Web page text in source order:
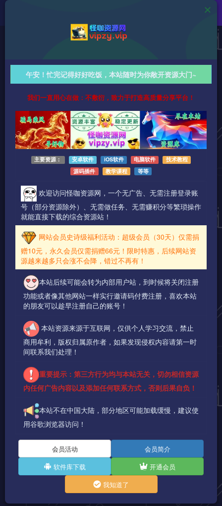
直播带货从0到1起号实操课：新手入门系统教学，手
把手带你快速启动盈利直播间！
638字 阅读时长约4分钟 2026-03-14 更新
作者：怪咖
热度：38
0条评论 作者已发布3749篇文章
午安！忙完记得好好吃饭，本站随时为你敞开资源大门~
我们一直用心在做：不敷衍，致力于打造高质量分享平台！
主要资源： 安卓软件 iOS软件 电脑软件
技术教程
源码插件
教学课程 等等
欢迎访问怪咖资源网，一个无广告、无需注册登录账
号（部分资源除外）、无需做任务、无需赚积分等繁琐操作
就能直接下载的综合资源站！
网站会员史诗级福利活动：超级会员（30天）仅需捐
赠10元，永久会员仅需捐赠66元！限时特惠，后续网站资
源越来越多只会涨不会降，错过不再有！
本站后续可能会转为内部用户站，到时候将关闭注册
功能或者像其他网站一样实行邀请码付费注册，喜欢本站
的朋友可以趁早注册自己的账号！
本站资源来源于互联网，仅供个人学习交流，禁止
商用牟利，版权归属原作者，如果发现侵权内容请第一时
间联系我们处理！
重要提示：第三方行为均与本站无关，切勿相信资源
内任何广告内容以及添加任何联系方式，否则后果自负！
本站不在中国大陆，部分地区可能加载缓慢，建议使
用谷歌浏览器访问！
会员活动
会员简介
软件库下载
开通会员
我知道了